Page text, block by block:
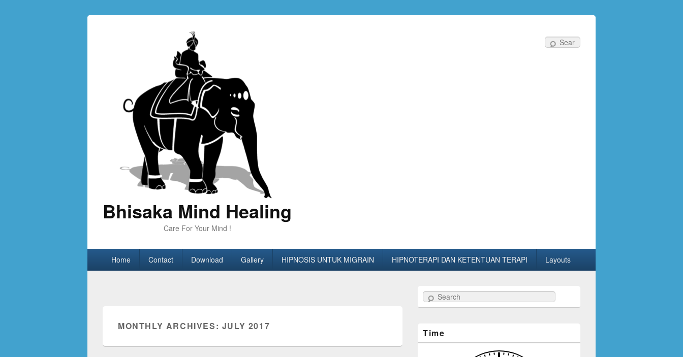
Bhisaka Mind Healing
Care For Your Mind !
Skip
SkipHome Contact Download Gallery HIPNOSIS UNTUK MIGRAIN HIPNOTERAPI DAN KETENTUAN TERAPI Layouts
MONTHLY ARCHIVES: JULY 2017
Search
Time